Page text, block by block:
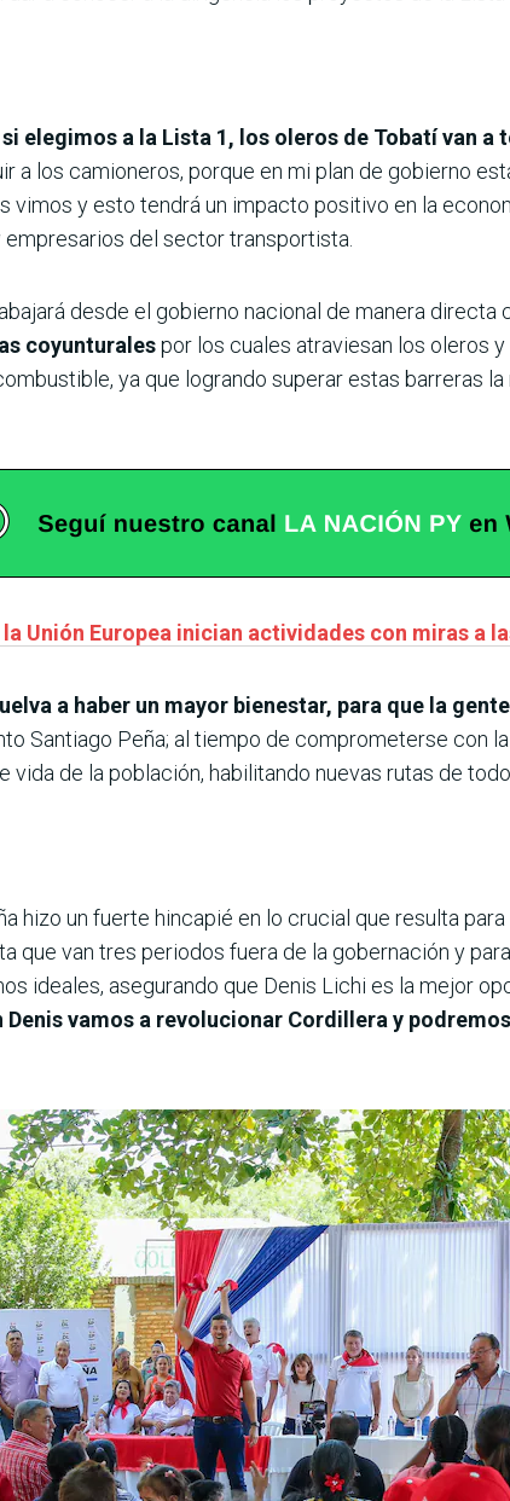
elegimos a la Lista 1, los oleros de Tobatí van
a los camioneros, porque en mi plan de gobierno
vimos y esto tendrá un impacto positivo en la
del sector transportista.
desde el gobierno nacional de manera
coyunturalespor los cuales atraviesan los oleros
ya que logrando superar estas barreras
Unión Europea inician actividades con miras a
a haber un mayor bienestar, para que la
Santiago Peña; al tiempo de comprometerse con
vida de la población, habilitando nuevas rutas de
hizo un fuerte hincapié en lo crucial que resulta
que van tres periodos fuera de la gobernación y
ideales, asegurando que Denis Lichi es la mejor
vamos a revolucionar Cordillera y